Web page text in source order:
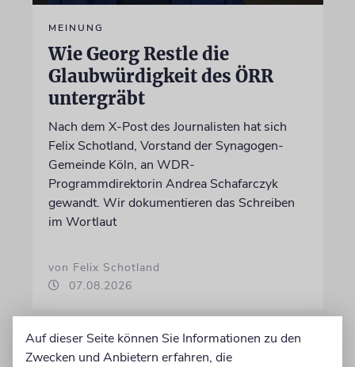
MEINUNG
Wie Georg Restle die
Glaubwürdigkeit des ÖRR
untergräbt
Nach dem X-Post des Journalisten hat sich
Felix Schotland, Vorstand der Synagogen-
Gemeinde Köln, an WDR-
Programmdirektorin Andrea Schafarczyk
gewandt. Wir dokumentieren das Schreiben
im Wortlaut
von Felix Schotland
07.08.2026
Auf dieser Seite können Sie Informationen zu den
Zwecken und Anbietern erfahren, die